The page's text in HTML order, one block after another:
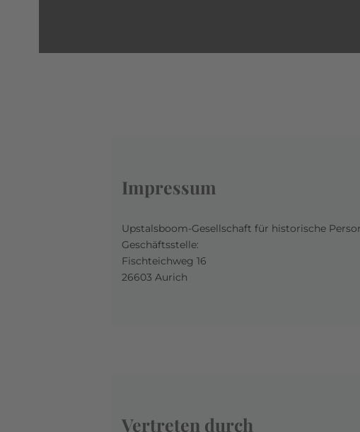
Impressum
Upstalsboom-Gesellschaft für historische
Geschäftsstelle:
Fischteichweg 16
26603 Aurich
Vertreten durch